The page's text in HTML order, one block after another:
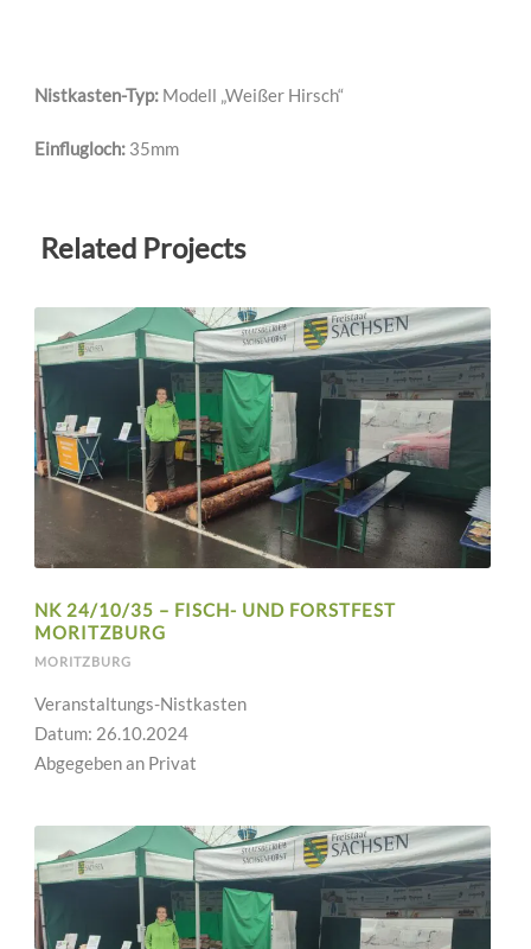
Nistkasten-Typ: Modell „Weißer Hirsch“
Einflugloch: 35mm
Related Projects
NK 24/10/35 – FISCH- UND FORSTFEST
MORITZBURG
MORITZBURG
Veranstaltungs-Nistkasten
Datum: 26.10.2024
Abgegeben an Privat